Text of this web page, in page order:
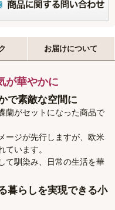
お届けについて
が華やかに
で素敵な空間に
蘭がセットになった商品で
ージが先行しますが、欧米
ています。
て馴染み、日常の生活を華
暮らしを実現できる小